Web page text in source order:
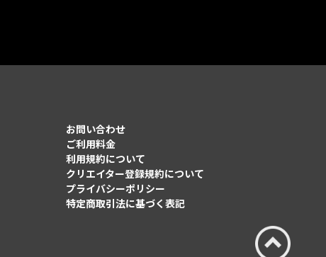
お問い合わせ
ご利用料金
利用規約について
クリエイター登録規約について
プライバシーポリシー
特定商取引法に基づく表記